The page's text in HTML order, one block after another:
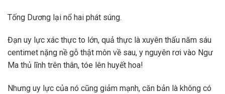
Tống Dương lại nổ hai phát súng.
Đạn uy lực xác thực to lớn, quả thực là xuyên thấu năm sáu
centimet nặng nề gỗ thật môn về sau, y nguyên rơi vào Ngư
Ma thủ lĩnh trên thân, tóe lên huyết hoa!
Nhưng uy lực của nó cũng giảm mạnh, căn bản là không có